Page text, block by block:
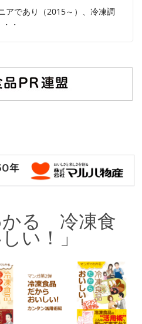
アであり（2015～）、冷凍調
・
かる 冷凍食
い！」